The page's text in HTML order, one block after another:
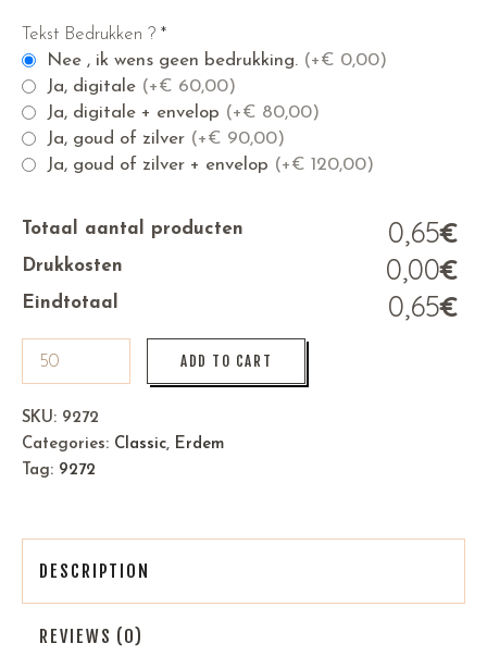
Tekst Bedrukken ? *
Nee , ik wens geen bedrukking. (+€ 0,00)
Ja, digitale (+€ 60,00)
Ja, digitale + envelop (+€ 80,00)
Ja, goud of zilver (+€ 90,00)
Ja, goud of zilver + envelop (+€ 120,00)
Totaal aantal producten €
0,65
Drukkosten €
0,00
Eindtotaal €
0,65
ADD TO CART
SKU: 9272
Categories: Classic, Erdem
Tag: 9272
DESCRIPTION
REVIEWS (0)